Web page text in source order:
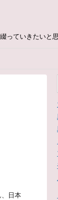
っていきたいと思
、日本